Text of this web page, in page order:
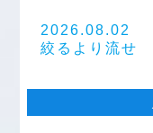
2026.08.02
絞るより流せ